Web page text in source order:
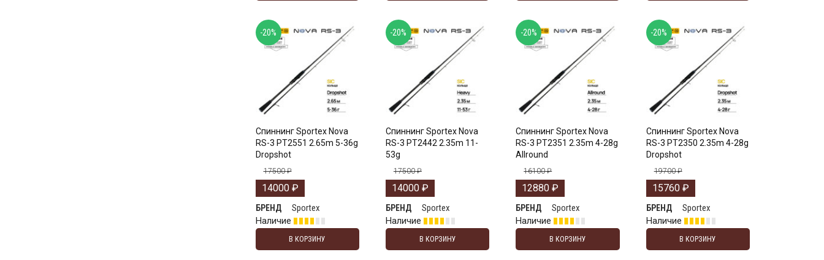
Спиннинг Sportex Nova
RS-3 PT2551 2.65m 5-36g
Dropshot
17500₽
14000 ₽
БРЕНД
Sportex
Наличие
В КОРЗИНУ
-20%
Спиннинг Sportex Nova
RS-3 PT2442 2.35m 11-
53g
17500₽
14000 ₽
БРЕНД
Sportex
Наличие
В КОРЗИНУ
-20%
Спиннинг Sportex Nova
RS-3 PT2351 2.35m 4-28g
Allround
16100₽
12880₽
БРЕНД
Sportex
Наличие
В КОРЗИНУ
-20%
Спиннинг Sportex Nova
RS-3 PT2350 2.35m 4-28g
Dropshot
19700₽
15760 ₽
БРЕНД
Sportex
Наличие
В КОРЗИНУ
-20%